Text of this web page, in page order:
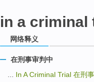
in a criminal
网络释义
在刑事审判中
In A Criminal Trial 在刑